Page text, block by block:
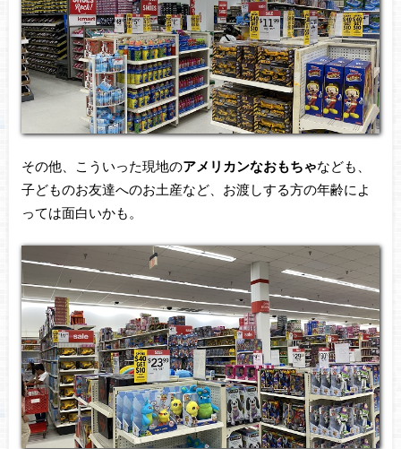
その他、こういった現地のアメリカンなおもちゃなども、
子どものお友達へのお土産など、お渡しする方の年齢によ
っては面白いかも。